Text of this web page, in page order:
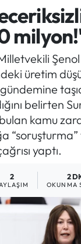
üretim
belirten
kamu
“soruşturma”
yaptı.
2 2
OKUNMA